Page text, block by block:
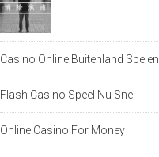
Casino Online Buitenland Spelen
Flash Casino Speel Nu Snel
Online Casino For Money